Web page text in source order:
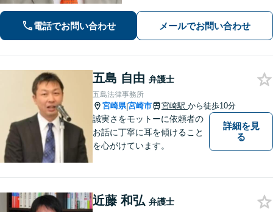
電話でお問い合わせ メールでお問い合わせ
五島 自由 弁護士
五島法律事務所
宮崎県|宮崎市 宮崎駅 から徒歩10分
誠実さをモットーに依頼者の
お話に丁寧に耳を傾けること
を心がけています。
詳細を見
る
近藤 和弘 弁護士